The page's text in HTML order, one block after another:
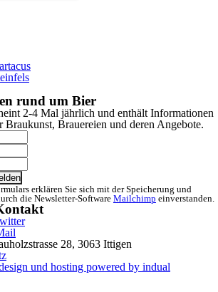
rund um Bier
2-4 Mal jährlich und enthält Informationen
Braukunst, Brauereien und deren Angebote.
erklären Sie sich mit der Speicherung und
die Newsletter-Software Mailchimp einverstanden.
28, 3063 Ittigen
und hosting powered by indual